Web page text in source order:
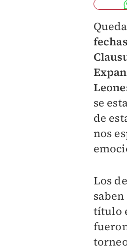
fechas
se
de
nos
Los de
título